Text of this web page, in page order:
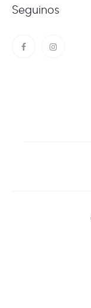
Seguinos